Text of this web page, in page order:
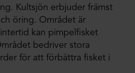
Kultsjön erbjuder främst
öring. Området är
kan pimpelfisket
bedriver stora
för att förbättra fisket i